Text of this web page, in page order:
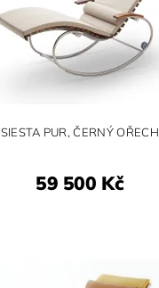
SIESTA PUR, ČERNÝ OŘECH
59 500 Kč